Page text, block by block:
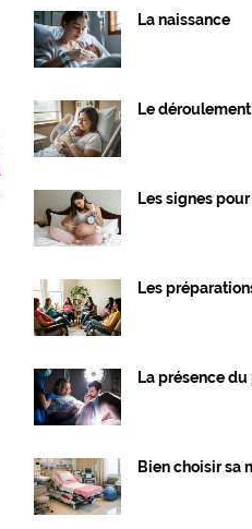
La naissance
Le
Les signes
Les
La présence
Bien choisir sa